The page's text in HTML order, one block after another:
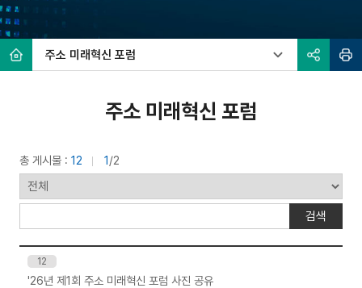
주소 미래혁신 포럼
공
인
주소 미래혁신 포럼
총 게시물 : 12 1/2
시
선
택
색
어
입
력
12
'26년 제1회 주소 미래혁신 포럼 사진 공유